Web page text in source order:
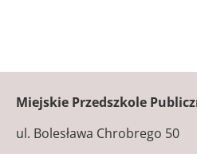
Miejskie Przedszkole
ul. Bolesława Chrobrego 50